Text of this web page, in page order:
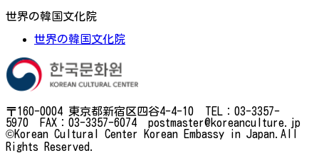
世界の韓国文化院
世界の韓国文化院
〒160-0004 東京都新宿区四谷4-4-10 TEL：03-3357-
5970 FAX：03-3357-6074 postmaster@koreanculture.jp
©Korean Cultural Center Korean Embassy in Japan.All
Rights Reserved.